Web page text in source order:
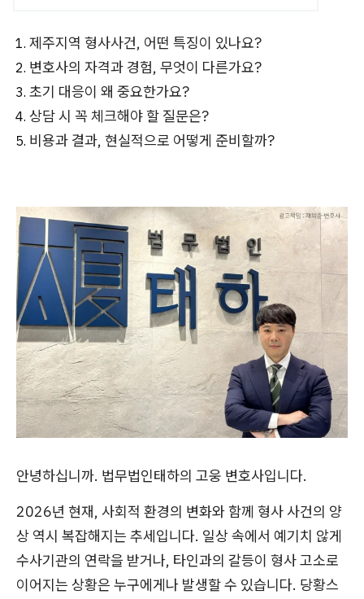
제주지역 형사사건, 어떤 특징이 있나요?
변호사의 자격과 경험, 무엇이 다른가요?
초기 대응이 왜 중요한가요?
상담 시 꼭 체크해야 할 질문은?
비용과 결과, 현실적으로 어떻게 준비할까?
안녕하십니까. 법무법인태하의 고웅 변호사입니다.
2026년 현재, 사회적 환경의 변화와 함께 형사 사건의 양
상 역시 복잡해지는 추세입니다. 일상 속에서 예기치 않게
수사기관의 연락을 받거나, 타인과의 갈등이 형사 고소로
이어지는 상황은 누구에게나 발생할 수 있습니다. 당황스